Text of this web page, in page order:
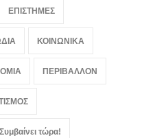
ΕΠΙΣΤΗΜΕΣ
ΚΟΙΝΩΝΙΚΑ
ΠΕΡΙΒΑΛΛΟΝ
Συμβαίνει τώρα!